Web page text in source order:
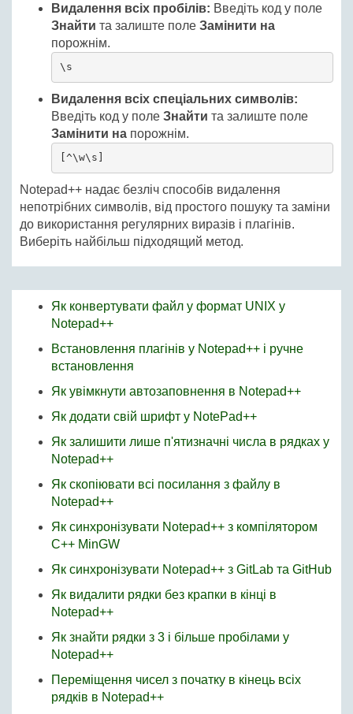
Видалення всіх пробілів: Введіть код у поле
Знайти та залиште поле Замінити на
порожнім.
\s
Видалення всіх спеціальних символів:
Введіть код у поле Знайти та залиште поле
Замінити на порожнім.
[^\w\s]
Notepad++ надає безліч способів видалення
непотрібних символів, від простого пошуку та заміни
до використання регулярних виразів і плагінів.
Виберіть найбільш підходящий метод.
Як конвертувати файл у формат UNIX у
Notepad++
Встановлення плагінів у Notepad++ і ручне
встановлення
Як увімкнути автозаповнення в Notepad++
Як додати свій шрифт у NotePad++
Як залишити лише п'ятизначні числа в рядках у
Notepad++
Як скопіювати всі посилання з файлу в
Notepad++
Як синхронізувати Notepad++ з компілятором
C++ MinGW
Як синхронізувати Notepad++ з GitLab та GitHub
Як видалити рядки без крапки в кінці в
Notepad++
Як знайти рядки з 3 і більше пробілами у
Notepad++
Переміщення чисел з початку в кінець всіх
рядків в Notepad++